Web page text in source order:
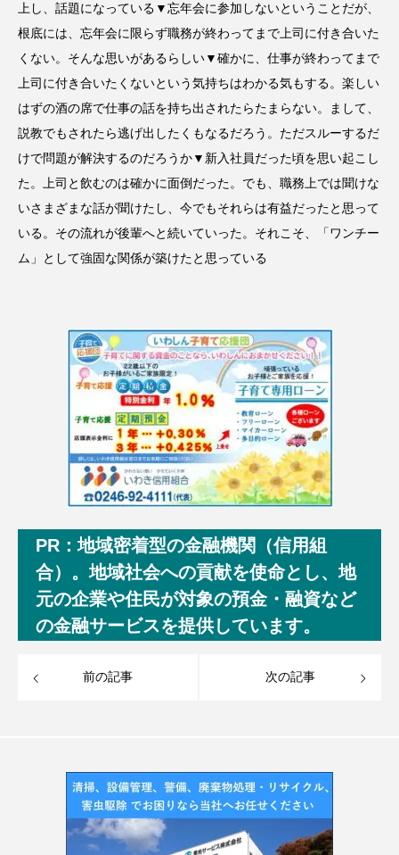
上し、話題になっている▼忘年会に参加しないということだが、
根底には、忘年会に限らず職務が終わってまで上司に付き合いた
くない。そんな思いがあるらしい▼確かに、仕事が終わってまで
上司に付き合いたくないという気持ちはわかる気もする。楽しい
はずの酒の席で仕事の話を持ち出されたらたまらない。まして、
説教でもされたら逃げ出したくもなるだろう。ただスルーするだ
けで問題が解決するのだろうか▼新入社員だった頃を思い起こし
た。上司と飲むのは確かに面倒だった。でも、職務上では聞けな
いさまざまな話が聞けたし、今でもそれらは有益だったと思って
いる。その流れが後輩へと続いていった。それこそ、「ワンチー
ム」として強固な関係が築けたと思っている
PR：地域密着型の金融機関（信用組
合）。地域社会への貢献を使命とし、地
元の企業や住民が対象の預金・融資など
の金融サービスを提供しています。
前の記事 次の記事